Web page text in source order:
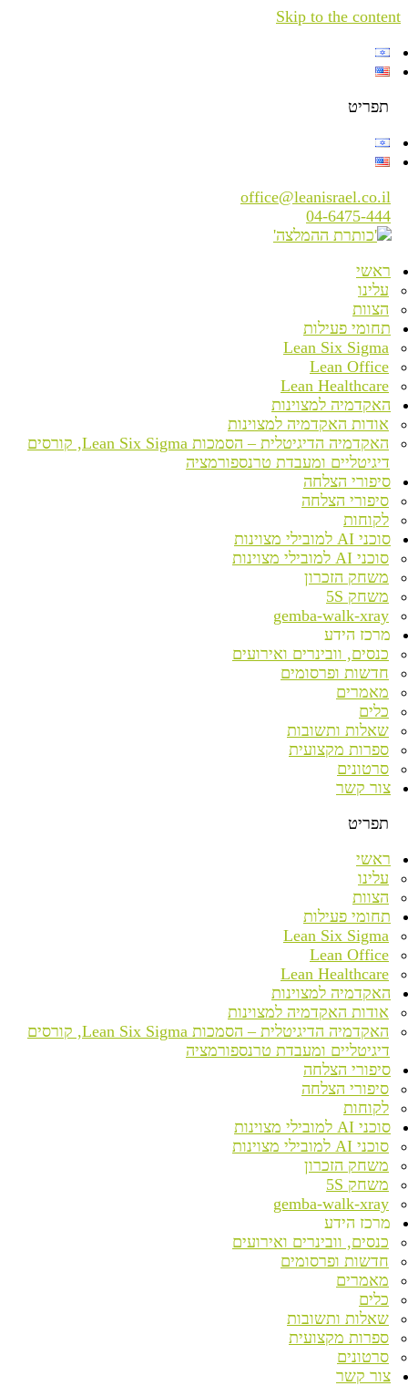
Skip to the content
תפריט
office@leanisrael.co.il
04-6475-444
ראשי
עלינו
הצוות
תחומי פעילות
Lean Six Sigma
Lean Office
Lean Healthcare
האקדמיה למצוינות
אודות האקדמיה למצוינות
האקדמיה הדיגיטלית – הסמכות Lean Six Sigma, קורסים
דיגיטליים ומעבדת טרנספורמציה
סיפורי הצלחה
סיפורי הצלחה
לקוחות
סוכני AI למובילי מצוינות
סוכני AI למובילי מצוינות
משחק הזכרון
משחק 5S
gemba-walk-xray
מרכז הידע
כנסים, וובינרים ואירועים
חדשות ופרסומים
מאמרים
כלים
שאלות ותשובות
ספרות מקצועית
סרטונים
צור קשר
תפריט
ראשי
עלינו
הצוות
תחומי פעילות
Lean Six Sigma
Lean Office
Lean Healthcare
האקדמיה למצוינות
אודות האקדמיה למצוינות
האקדמיה הדיגיטלית – הסמכות Lean Six Sigma, קורסים
דיגיטליים ומעבדת טרנספורמציה
סיפורי הצלחה
סיפורי הצלחה
לקוחות
סוכני AI למובילי מצוינות
סוכני AI למובילי מצוינות
משחק הזכרון
משחק 5S
gemba-walk-xray
מרכז הידע
כנסים, וובינרים ואירועים
חדשות ופרסומים
מאמרים
כלים
שאלות ותשובות
ספרות מקצועית
סרטונים
צור קשר